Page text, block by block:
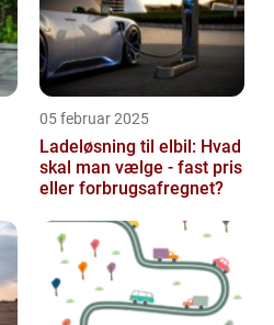
05 februar 2025
Ladeløsning til elbil: Hvad
skal man vælge - fast pris
eller forbrugsafregnet?